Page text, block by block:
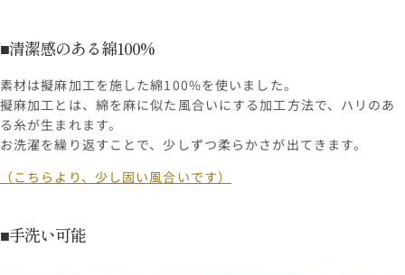
■清潔感のある綿100%
素材は擬麻加工を施した綿100%を使いました。
擬麻加工とは、綿を麻に似た風合いにする加工方法で、ハリのあ
る糸が生まれます。
お洗濯を繰り返すことで、少しずつ柔らかさが出てきます。
（こちらより、少し固い風合いです）
■手洗い可能